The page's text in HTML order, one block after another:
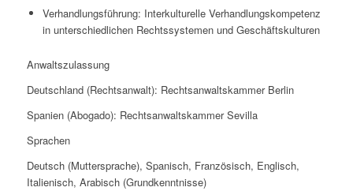
Verhandlungsführung: Interkulturelle Verhandlungskompetenz
in unterschiedlichen Rechtssystemen und Geschäftskulturen
Anwaltszulassung
Deutschland (Rechtsanwalt): Rechtsanwaltskammer Berlin
Spanien (Abogado): Rechtsanwaltskammer Sevilla
Sprachen
Deutsch (Muttersprache), Spanisch, Französisch, Englisch,
Italienisch, Arabisch (Grundkenntnisse)